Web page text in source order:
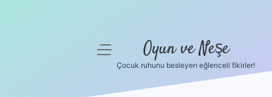
menüyü
Oyun ve Neşe
Çocuk ruhunu besleyen eğlenceli fikirler!